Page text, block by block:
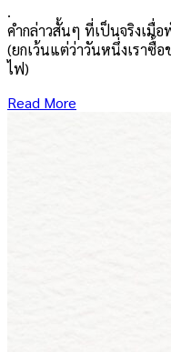
.
คำกล่าวสั้นๆ ที่เป็นจริงเมื่
(ยกเว้นแต่ว่าวันหนึ่งเราซื้อ
ไฟ)
Read More